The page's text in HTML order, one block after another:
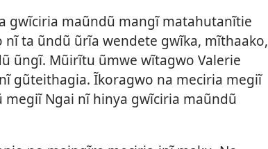
gwĩciria maũndũ mangĩ matahutanĩtie
ta ũndũ ũrĩa wendete gwĩka, mĩthaako,
ũngĩ. Mũirĩtu ũmwe wĩtagwo Valerie
gũteithagia. Ĩkoragwo na meciria megiĩ
Ngai nĩ hinya gwĩciria maũndũ